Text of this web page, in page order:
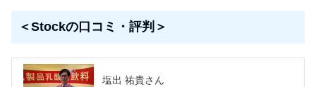
＜Stockの口コミ・評判＞
塩出 祐貴さん